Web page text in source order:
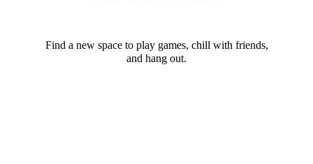
Find a new space to play games, chill with friends,
and hang out.